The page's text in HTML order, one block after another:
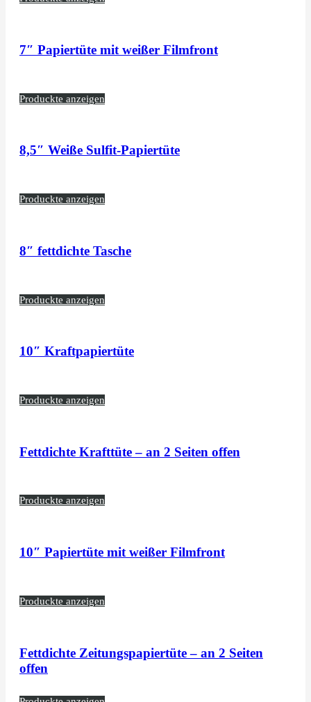
7″ Papiertüte mit weißer Filmfront
Produckte anzeigen
8,5″ Weiße Sulfit-Papiertüte
Produckte anzeigen
8″ fettdichte Tasche
Produckte anzeigen
10″ Kraftpapiertüte
Produckte anzeigen
Fettdichte Krafttüte – an 2 Seiten offen
Produckte anzeigen
10″ Papiertüte mit weißer Filmfront
Produckte anzeigen
Fettdichte Zeitungspapiertüte – an 2 Seiten
offen